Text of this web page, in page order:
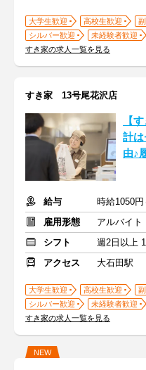
大学生歓迎 高校生歓迎
シルバー歓迎
未経験者歓迎
すき家の求人一覧を見る
すき家 13号尾花沢店
【
計は
由♪
給与
雇用形態
アルバイト
シフト
週2日以上
アクセス
大石田駅
大学生歓迎 高校生歓迎
シルバー歓迎
未経験者歓迎
すき家の求人一覧を見る
NEW